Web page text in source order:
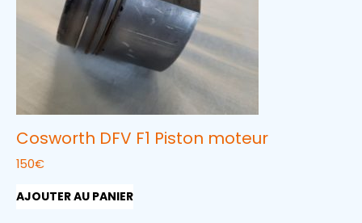
Cosworth DFV F1 Piston moteur
150€
AJOUTER AU PANIER